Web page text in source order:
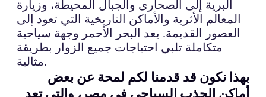
البرية إلى الصحارى والجبال المحيطة، وزيارة
المعالم الأثرية والأماكن التاريخية التي تعود إلى
العصور القديمة. يعد البحر الأحمر وجهة سياحية
متكاملة تلبي احتياجات جميع الزوار بطريقة
مثالية.
بهذا نكون قد قدمنا لكم لمحة عن بعض
أماكن الجذب السياحي في مصر، والتي تعد